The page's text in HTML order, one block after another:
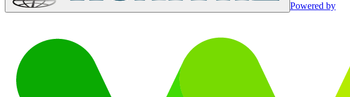
Powered by